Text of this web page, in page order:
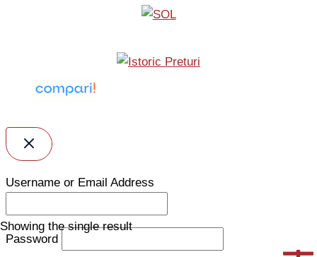
Showing the single result
Username or Email Address
Password